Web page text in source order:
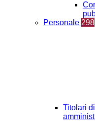
Personale 298
Titolari